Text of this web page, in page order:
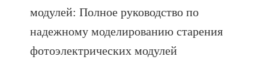
модулей: Полное руководство по
надежному моделированию старения
фотоэлектрических модулей